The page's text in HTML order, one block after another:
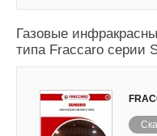
Газовые
типа Fraccaro серии